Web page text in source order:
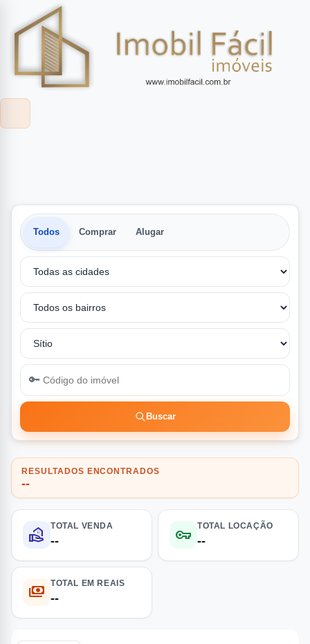
Todos Comprar Alugar
🔑
Buscar
RESULTADOS ENCONTRADOS
--
real_estate_agent TOTAL VENDA
-- vpn_key TOTAL LOCAÇÃO
--
payments TOTAL EM REAIS
--